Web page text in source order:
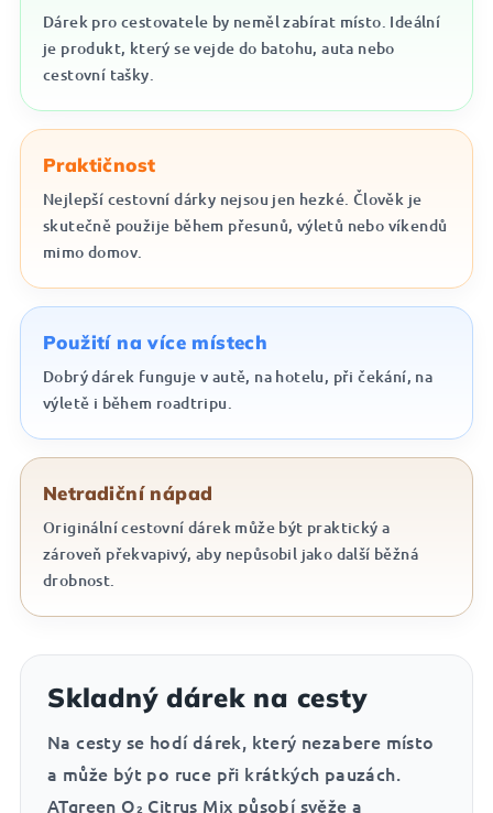
Dárek pro cestovatele by neměl zabírat místo. Ideální
je produkt, který se vejde do batohu, auta nebo
cestovní tašky.
Praktičnost
Nejlepší cestovní dárky nejsou jen hezké. Člověk je
skutečně použije během přesunů, výletů nebo víkendů
mimo domov.
Použití na více místech
Dobrý dárek funguje v autě, na hotelu, při čekání, na
výletě i během roadtripu.
Netradiční nápad
Originální cestovní dárek může být praktický a
zároveň překvapivý, aby nepůsobil jako další běžná
drobnost.
Skladný dárek na cesty
Na cesty se hodí dárek, který nezabere místo
a může být po ruce při krátkých pauzách.
ATgreen O₂ Citrus Mix působí svěže a